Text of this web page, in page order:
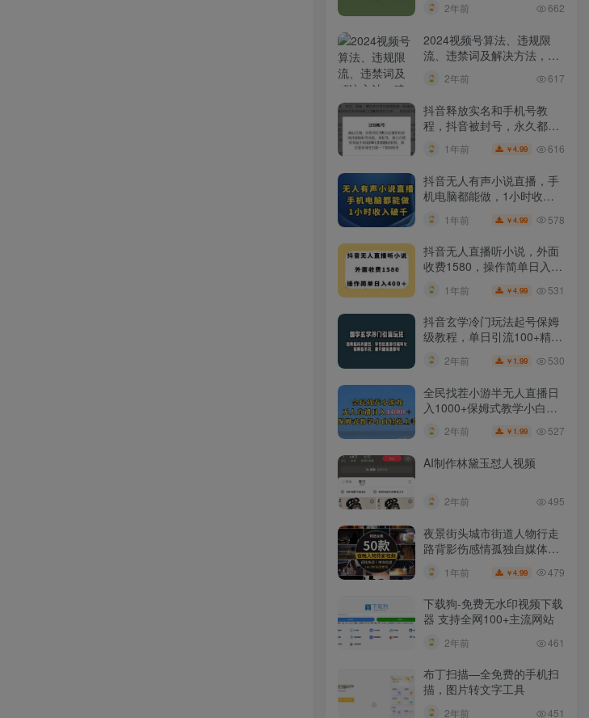
2年前 662
2024视频号算法、违规限
流、违禁词及解决方法，建
2年前 617
抖音释放实名和手机号教
程，抖音被封号，永久都可
1年前 ￥4.99 616
抖音无人有声小说直播，手
机电脑都能做，1小时收入
1年前 ￥4.99 578
抖音无人直播听小说，外面
收费1580，操作简单日入
400+【揭秘】
1年前 ￥4.99 531
抖音玄学冷门玩法起号保姆
级教程，单日引流100+精准
玄学粉
2年前 ￥ 1.99 530
全民找茬小游半无人直播日
入1000+保姆式教学小白轻
2年前 ￥ 1.99 527
AI制作林黛玉怼人视频
2年前 495
夜景街头城市街道人物行走
路背影伤感情孤独自媒体抖
1年前 ￥4.99 479
下载狗-免费无水印视频下载
器 支持全网100+主流网站​
2年前 461
布丁扫描—全免费的手机扫
描，图片转文字工具
2年前 451